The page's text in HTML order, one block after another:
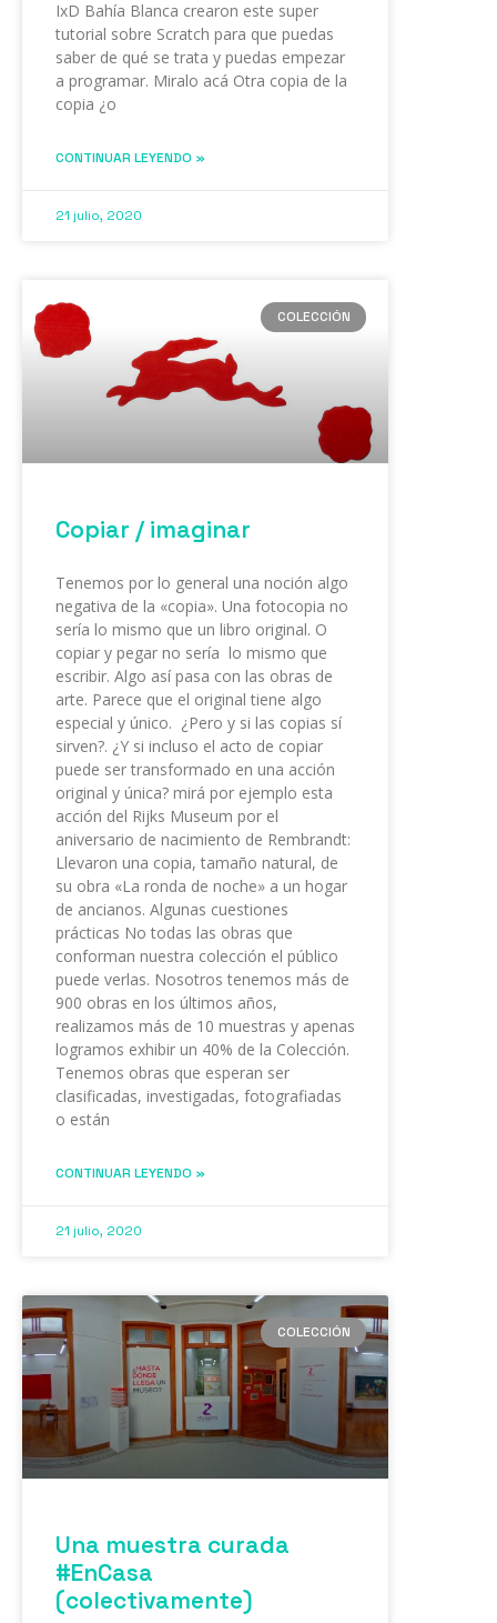
IxD Bahía Blanca crearon este super
tutorial sobre Scratch para que puedas
saber de qué se trata y puedas empezar
a programar. Miralo acá Otra copia de la
copia ¿o
CONTINUAR LEYENDO »
21 julio, 2020
COLECCIÓN
Copiar / imaginar
Tenemos por lo general una noción algo
negativa de la «copia». Una fotocopia no
sería lo mismo que un libro original. O
copiar y pegar no sería lo mismo que
escribir. Algo así pasa con las obras de
arte. Parece que el original tiene algo
especial y único. ¿Pero y si las copias sí
sirven?. ¿Y si incluso el acto de copiar
puede ser transformado en una acción
original y única? mirá por ejemplo esta
acción del Rijks Museum por el
aniversario de nacimiento de Rembrandt:
Llevaron una copia, tamaño natural, de
su obra «La ronda de noche» a un hogar
de ancianos. Algunas cuestiones
prácticas No todas las obras que
conforman nuestra colección el público
puede verlas. Nosotros tenemos más de
900 obras en los últimos años,
realizamos más de 10 muestras y apenas
logramos exhibir un 40% de la Colección.
Tenemos obras que esperan ser
clasificadas, investigadas, fotografiadas
o están
CONTINUAR LEYENDO »
21 julio, 2020
COLECCIÓN
Una muestra curada
#EnCasa
(colectivamente)